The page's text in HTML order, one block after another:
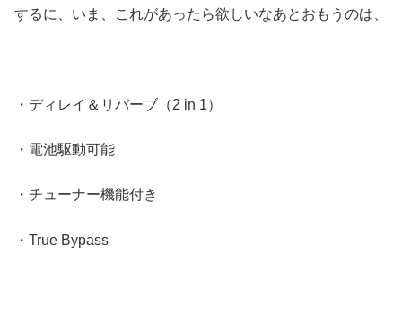
するに、いま、これがあったら欲しいなあとおもうのは、
・ディレイ＆リバーブ（2 in 1）
・電池駆動可能
・チューナー機能付き
・True Bypass